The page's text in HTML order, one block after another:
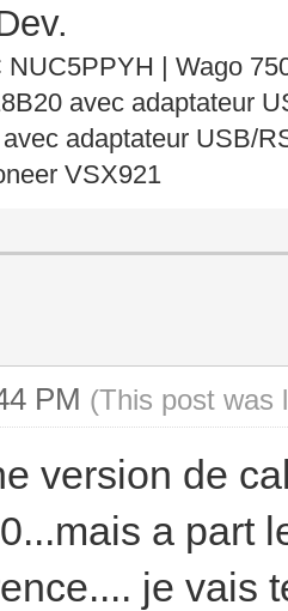
| Wago
avec adaptateur
adaptateur USB/
VSX921
PM (This post was
version de
a part
je vais